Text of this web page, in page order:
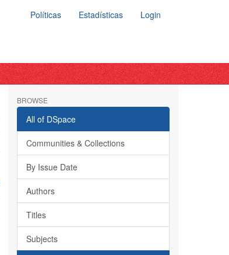
Políticas Estadísticas Login
BROWSE
All of DSpace
Communities & Collections
By Issue Date
Authors
Titles
Subjects